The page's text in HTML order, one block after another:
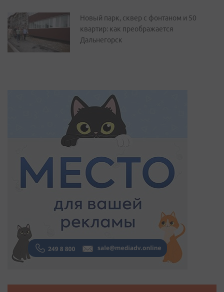
Новый парк, сквер с фонтаном и 50
квартир: как преображается
Дальнегорск